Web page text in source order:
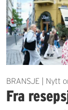
BRANSJE | Nytt
Fra